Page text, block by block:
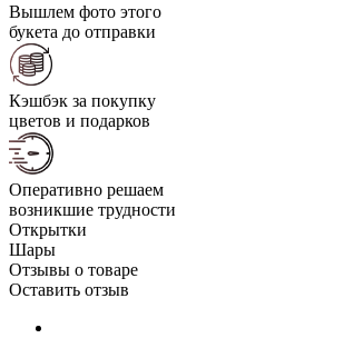
Вышлем фото этого
букета до отправки
Кэшбэк за покупку
цветов и подарков
Оперативно решаем
возникшие трудности
Открытки
Шары
Отзывы о товаре
Оставить отзыв